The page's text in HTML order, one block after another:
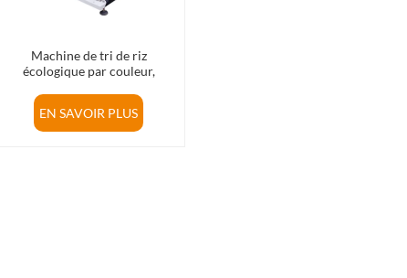
Machine de tri de riz
écologique par couleur,
EN SAVOIR PLUS